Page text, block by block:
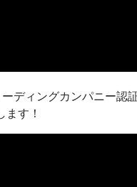
ディングカンパニー認
ます！